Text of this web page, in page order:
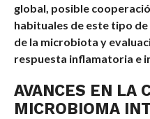
global, posible
habituales de este tipo
de la microbiota y
respuesta inflamatoria e
AVANCES EN LA
MICROBIOMA